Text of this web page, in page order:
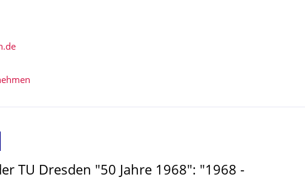
TU Dresden "50 Jahre 1968": "1968 -